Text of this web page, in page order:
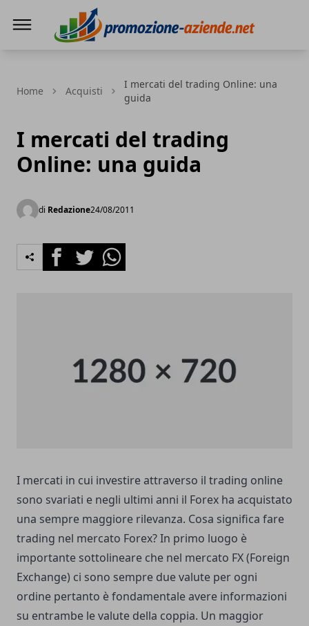
Home Acquisti
I mercati del trading Online: una
guida
I mercati del trading
Online: una guida
di Redazione24/08/2011
FacebookTwitterWhatsapp
I mercati in cui investire attraverso il trading online
sono svariati e negli ultimi anni il Forex ha acquistato
una sempre maggiore rilevanza. Cosa significa fare
trading nel mercato Forex? In primo luogo è
importante sottolineare che nel mercato FX (Foreign
Exchange) ci sono sempre due valute per ogni
ordine pertanto è fondamentale avere informazioni
su entrambe le valute della coppia. Un maggior